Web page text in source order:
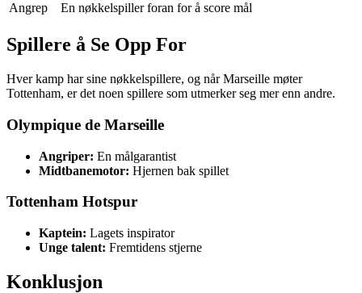
Angrep
En nøkkelspiller foran for å score mål
Spillere å Se Opp For
Hver kamp har sine nøkkelspillere, og når Marseille møter
Tottenham, er det noen spillere som utmerker seg mer enn andre.
Olympique de Marseille
Angriper: En målgarantist
Midtbanemotor: Hjernen bak spillet
Tottenham Hotspur
Kaptein: Lagets inspirator
Unge talent: Fremtidens stjerne
Konklusjon